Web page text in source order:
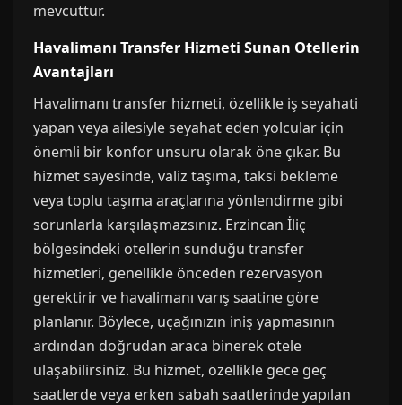
mevcuttur.
Havalimanı Transfer Hizmeti Sunan Otellerin
Avantajları
Havalimanı transfer hizmeti, özellikle iş seyahati
yapan veya ailesiyle seyahat eden yolcular için
önemli bir konfor unsuru olarak öne çıkar. Bu
hizmet sayesinde, valiz taşıma, taksi bekleme
veya toplu taşıma araçlarına yönlendirme gibi
sorunlarla karşılaşmazsınız. Erzincan İliç
bölgesindeki otellerin sunduğu transfer
hizmetleri, genellikle önceden rezervasyon
gerektirir ve havalimanı varış saatine göre
planlanır. Böylece, uçağınızın iniş yapmasının
ardından doğrudan araca binerek otele
ulaşabilirsiniz. Bu hizmet, özellikle gece geç
saatlerde veya erken sabah saatlerinde yapılan